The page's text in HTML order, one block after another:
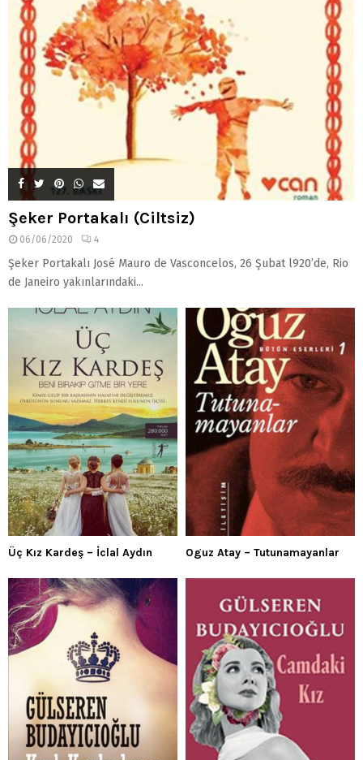
Şeker Portakalı (Ciltsiz)
06/06/2020 4
Şeker Portakalı José Mauro de Vasconcelos, 26 Şubat l920’de, Rio
de Janeiro yakınlarındaki...
Üç Kız Kardeş – İclal Aydın Oguz Atay – Tutunamayanlar